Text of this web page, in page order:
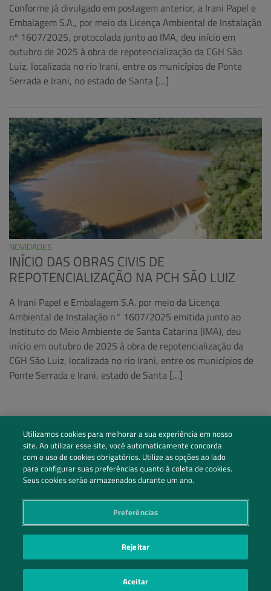
Conforme já divulgado em postagem anterior, a Irani Papel e
Embalagem S.A., por meio da Licença Ambiental de Instalação
nº 1607/2025, protocolada junto ao IMA, deu início em
outubro de 2025 à obra de repotencialização da CGH São
Luiz, localizada no rio Irani, entre os municípios de Ponte
Serrada e Irani, no estado de Santa […]
NOVIDADES
INÍCIO DAS OBRAS CIVIS DE
REPOTENCIALIZAÇÃO NA PCH SÃO LUIZ
A Irani Papel e Embalagem S.A. por meio da Licença
Ambiental de Instalação n° 1607/2025 emitida junto ao
Instituto do Meio Ambiente de Santa Catarina (IMA), deu
início em outubro de 2025 à obra de repotencialização da
CGH São Luiz, localizada no rio Irani, entre os municípios de
Ponte Serrada e Irani, estado de Santa […]
Siga nossas redes sociais
Entre em Contato
PREFERÊNCIAS DE PRIVACIDADE
Utilizamos cookies para melhorar a sua experiência em nosso
site. Ao utilizar esse site, você automaticamente concorda
com o uso de cookies obrigatórios. Utilize as opções ao lado
para configurar suas preferências quanto à coleta de cookies.
Seus cookies serão armazenados durante um ano.
Preferências
Rejeitar
Aceitar